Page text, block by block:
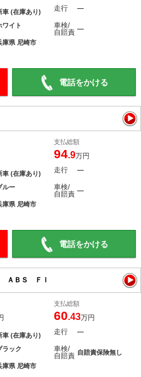
車 (在庫あり) 走行 ―
ワイト
車検/
自賠責 ―
庫県 尼崎市
電話をかける
支払総額
94.9万円
車 (在庫あり) 走行 ―
ルー
車検/
自賠責 ―
庫県 尼崎市
電話をかける
ＡＢＳ ＦＩ
支払総額
60.43万円
車 (在庫あり) 走行 ―
ラック
車検/
自賠責 自賠責保険無し
庫県 尼崎市